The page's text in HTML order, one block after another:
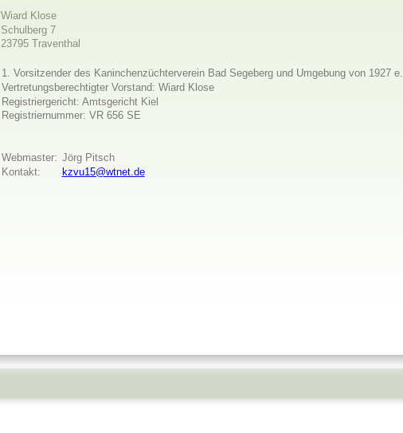
Wiard Klose
Schulberg 7
23795 Traventhal
1. Vorsitzender des Kaninchenzüchterverein Bad Segeberg und Umgebung von 1927
Vertretungsberechtigter Vorstand: Wiard Klose
Registriergericht: Amtsgericht Kiel
Registriernummer: VR 656 SE
Webmaster: Jörg Pitsch
Kontakt:
kzvu15@wtnet.de